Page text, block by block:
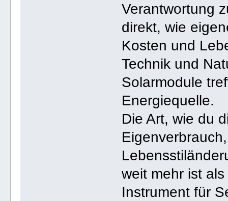
Verantwortung
direkt, wie
Kosten und
Technik und
Solarmodule
Energiequelle.
Die Art, wie du
weit mehr ist
Instrument für